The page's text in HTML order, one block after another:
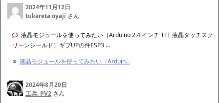
2024年11月12日
tukareta.oyaji さん
液晶モジュールを使ってみたい（Arduino 2.4 インチ TFT 液晶タッチスク
リーンシールド）ギブUPの件ESP3 ...
液晶モジュールを使ってみたい（Arduin...
2024年8月20日
工兵. PV2 さん